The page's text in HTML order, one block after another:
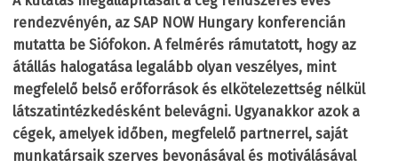
rendezvényén, az SAP NOW Hungary konferencián
mutatta be Siófokon. A felmérés rámutatott, hogy az
átállás halogatása legalább olyan veszélyes, mint
megfelelő belső erőforrások és elkötelezettség nélkül
látszatintézkedésként belevágni. Ugyanakkor azok a
cégek, amelyek időben, megfelelő partnerrel, saját
munkatársaik szerves bevonásával és motiválásával